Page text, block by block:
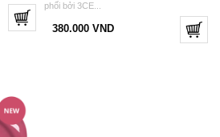
phối bởi 3CE...
380.000 VND